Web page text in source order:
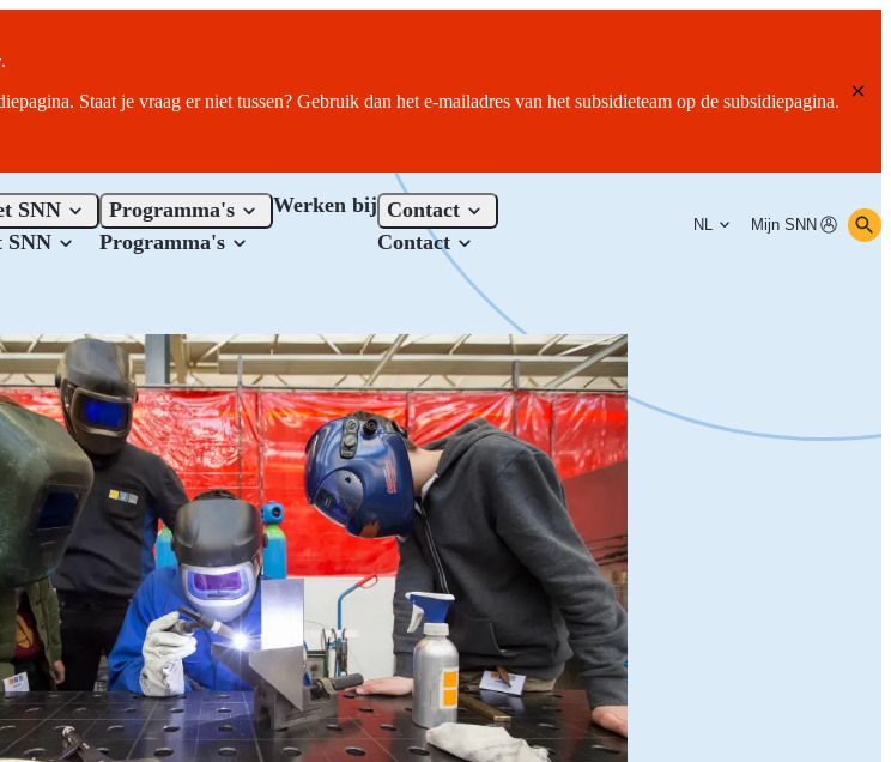
.
Staat je vraag er niet tussen? Gebruik dan het e-mailadres van het subsidieteam op de subsidiepagina.
SNN
SNN
Programma's
Programma's
Werken bij Contact
Contact
NL Mijn SNN